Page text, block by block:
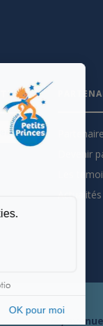
OK pour moi
Devenir
Les
Actualités
66,